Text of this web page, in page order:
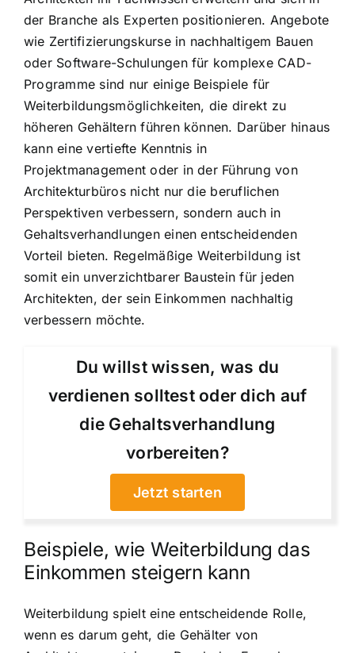
der Branche als Experten positionieren. Angebote
wie Zertifizierungskurse in nachhaltigem Bauen
oder Software-Schulungen für komplexe CAD-
Programme sind nur einige Beispiele für
Weiterbildungsmöglichkeiten, die direkt zu
höheren Gehältern führen können. Darüber hinaus
kann eine vertiefte Kenntnis in
Projektmanagement oder in der Führung von
Architekturbüros nicht nur die beruflichen
Perspektiven verbessern, sondern auch in
Gehaltsverhandlungen einen entscheidenden
Vorteil bieten. Regelmäßige Weiterbildung ist
somit ein unverzichtbarer Baustein für jeden
Architekten, der sein Einkommen nachhaltig
verbessern möchte.
Du willst wissen, was du
verdienen solltest oder dich auf
die Gehaltsverhandlung
vorbereiten?
Jetzt starten
Beispiele, wie Weiterbildung das
Einkommen steigern kann
Weiterbildung spielt eine entscheidende Rolle,
wenn es darum geht, die Gehälter von